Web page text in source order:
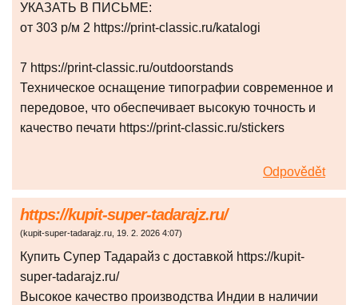
УКАЗАТЬ В ПИСЬМЕ:
от 303 р/м 2 https://print-classic.ru/katalogi
7 https://print-classic.ru/outdoorstands
Техническое оснащение типографии современное и
передовое, что обеспечивает высокую точность и
качество печати https://print-classic.ru/stickers
Odpovědět
https://kupit-super-tadarajz.ru/
(kupit-super-tadarajz.ru, 19. 2. 2026 4:07)
Купить Супер Тадарайз с доставкой https://kupit-
super-tadarajz.ru/
Высокое качество производства Индии в наличии